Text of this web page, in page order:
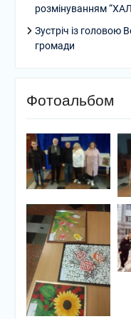
розмінуванням
Зустріч із головою
громади
Фотоальбом